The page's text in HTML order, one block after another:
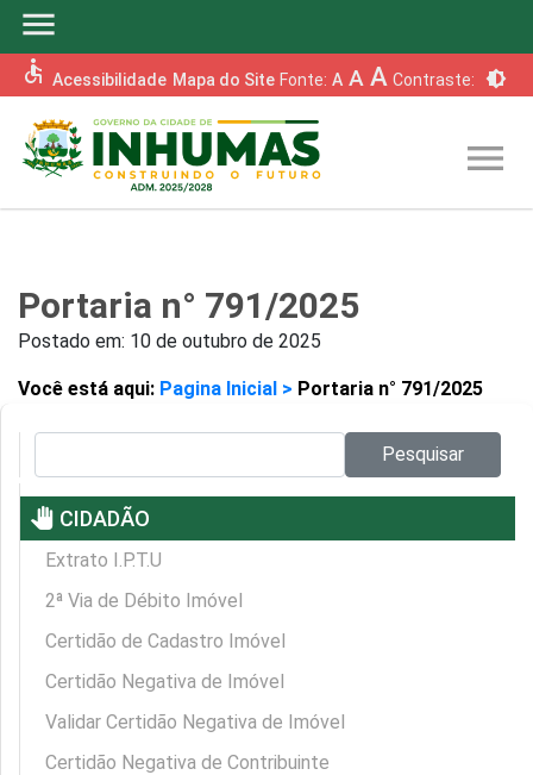
menu
accessible Acessibilidade Mapa do Site Fonte: A A A Contraste: brightness_6
menu
Portaria n° 791/2025
Postado em: 10 de outubro de 2025
Você está aqui: Pagina Inicial > Portaria n° 791/2025
Pesquisar
pan_tool CIDADÃO
Extrato I.P.T.U
2ª Via de Débito Imóvel
Certidão de Cadastro Imóvel
Certidão Negativa de Imóvel
Validar Certidão Negativa de Imóvel
Certidão Negativa de Contribuinte